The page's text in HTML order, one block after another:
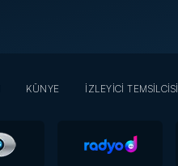
KÜNYE İZLEYİCİ TEMSİLCİSİ